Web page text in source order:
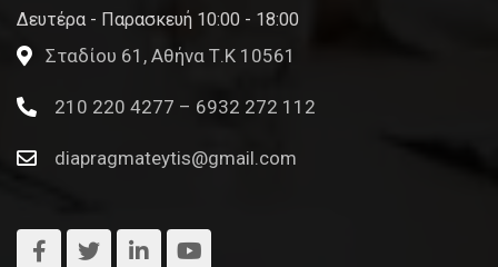
Δευτέρα - Παρασκευή 10:00 - 18:00
Σταδίου 61, Αθήνα Τ.Κ 10561
210 220 4277 – 6932 272 112
diapragmateytis@gmail.com